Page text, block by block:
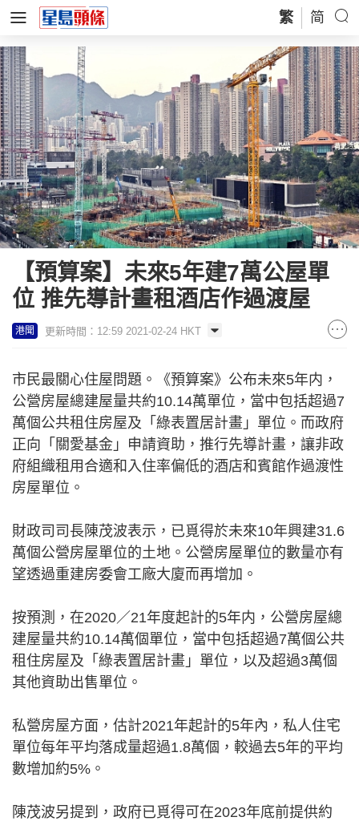
繁 简
【預算案】未來5年建7萬公屋單
位 推先導計畫租酒店作過渡屋
港聞 更新時間：12:59 2021-02-24 HKT
市民最關心住屋問題。《預算案》公布未來5年内，
公營房屋總建屋量共約10.14萬單位，當中包括超過7
萬個公共租住房屋及「綠表置居計畫」單位。而政府
正向「關愛基金」申請資助，推行先導計畫，讓非政
府組織租用合適和入住率偏低的酒店和賓館作過渡性
房屋單位。
財政司司長陳茂波表示，已覓得於未來10年興建31.6
萬個公營房屋單位的土地。公營房屋單位的數量亦有
望透過重建房委會工廠大廈而再增加。
按預測，在2020／21年度起計的5年内，公營房屋總
建屋量共約10.14萬個單位，當中包括超過7萬個公共
租住房屋及「綠表置居計畫」單位，以及超過3萬個
其他資助出售單位。
私營房屋方面，估計2021年起計的5年內，私人住宅
單位每年平均落成量超過1.8萬個，較過去5年的平均
數增加約5%。
陳茂波另提到，政府已覓得可在2023年底前提供約